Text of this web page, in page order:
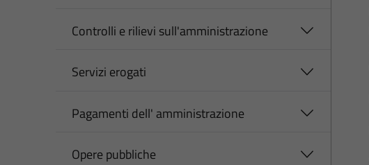
Controlli e rilievi sull'amministrazione
Servizi erogati
Pagamenti dell' amministrazione
Opere pubbliche